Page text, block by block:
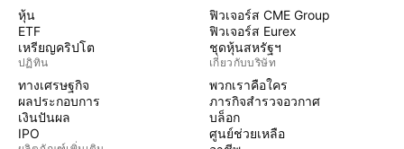
หุ้น
ETF
เหรียญคริปโต
ปฏิทิน
ทางเศรษฐกิจ
ผลประกอบการ
เงินปันผล
IPO
ฟิวเจอร์ส CME Group
ฟิวเจอร์ส Eurex
ชุดหุ้นสหรัฐฯ
เกี่ยวกับบริษัท
พวกเราคือใคร
ภารกิจสำรวจอวกาศ
บล็อก
ศูนย์ช่วยเหลือ